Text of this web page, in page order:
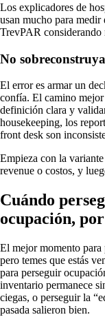
Los explicadores de
usan mucho para medir
TrevPAR considerando
No
El error es armar un
confía. El camino
definición clara y
housekeeping, los
front desk son
Empieza con la
revenue o costos, y
Cuándo
ocupación,
El mejor momento para
pero temes que estás
para perseguir
inventario permanece
ciegas, o perseguir la
pasada salieron bien.